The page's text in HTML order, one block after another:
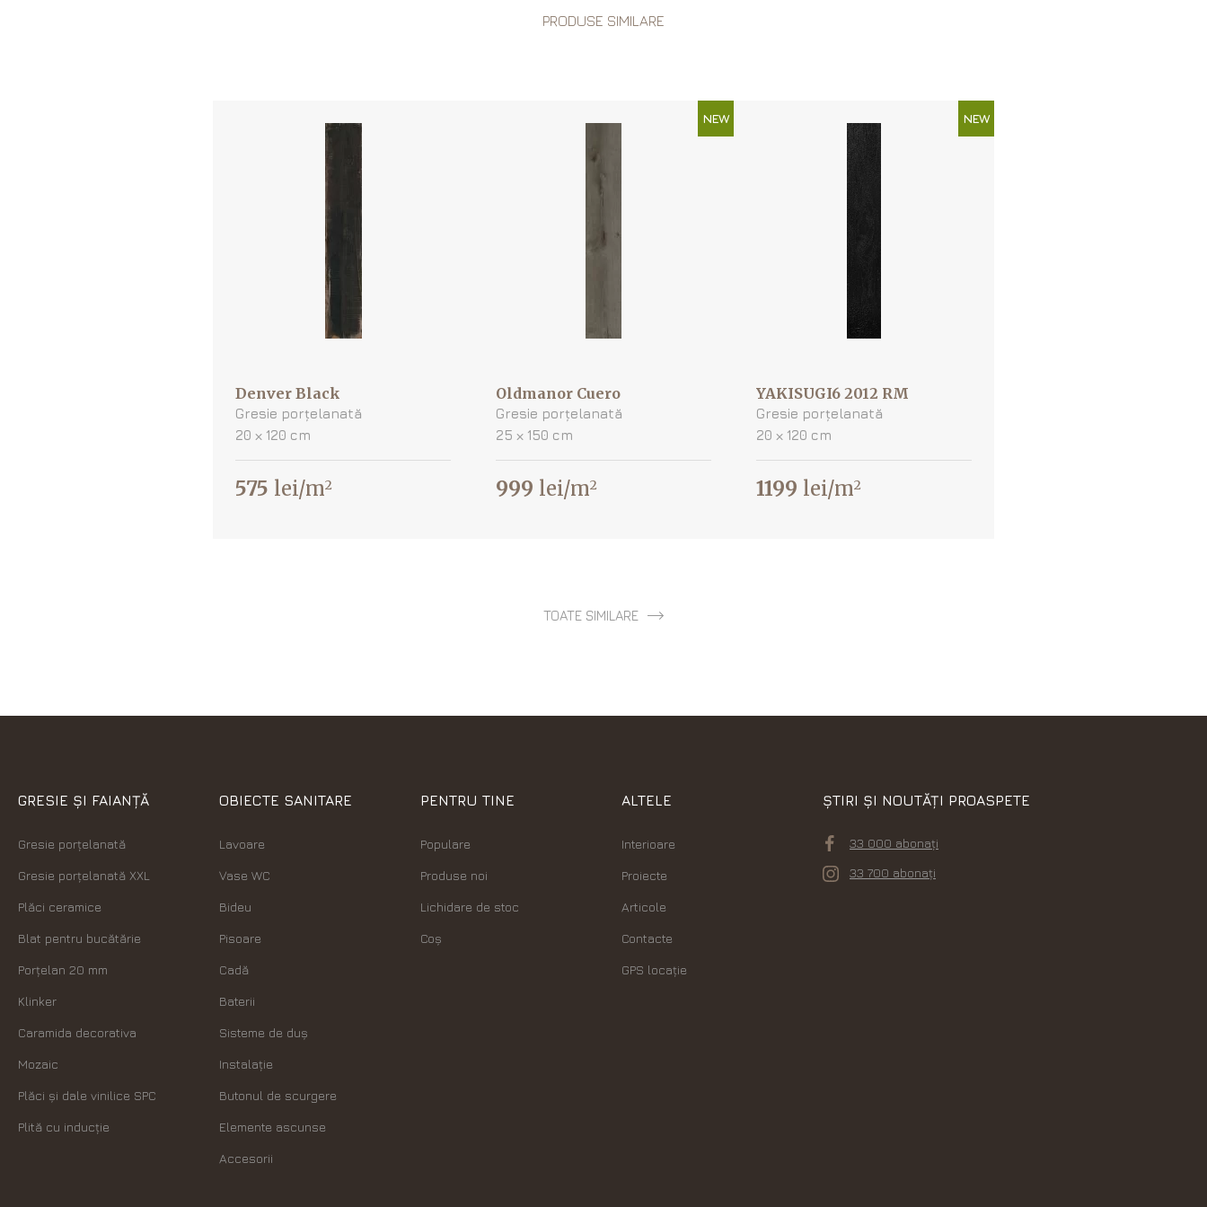
PRODUSE SIMILARE
Denver Black
Gresie porțelanată
20 х 120 cm
575 lei/m2
NEW
Oldmanor Cuero
Gresie porțelanată
25 х 150 cm
999 lei/m2
NEW
YAKISUGI6 2012 RM
Gresie porțelanată
20 х 120 cm
1199 lei/m2
TOATE SIMILARE
GRESIE ȘI FAIANȚĂ
Gresie porțelanată
Gresie porțelanată XXL
Plăci ceramice
Blat pentru bucătărie
Porțelan 20 mm
Klinker
Caramida decorativa
Mozaic
Plăci şi dale vinilice SPC
Plită cu inducție
OBIECTE SANITARE
Lavoare
Vase WC
Bideu
Pisoare
Cadă
Baterii
Sisteme de duș
Instalație
Butonul de scurgere
Elemente ascunse
Accesorii
PENTRU TINE
Populare
Produse noi
Lichidare de stoc
Coș
ALTELE
Interioare
Proiecte
Articole
Contacte
GPS locație
ȘTIRI ȘI NOUTĂȚI PROASPETE
33 000 abonați
33 700 abonați